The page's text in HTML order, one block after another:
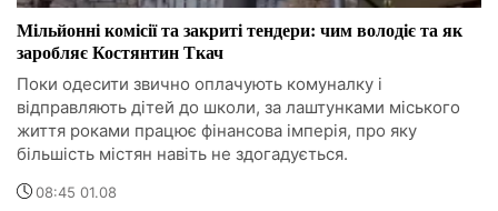
Мільйонні комісії та закриті тендери: чим володіє та як
заробляє Костянтин Ткач
Поки одесити звично оплачують комуналку і
відправляють дітей до школи, за лаштунками міського
життя роками працює фінансова імперія, про яку
більшість містян навіть не здогадується.
08:45 01.08